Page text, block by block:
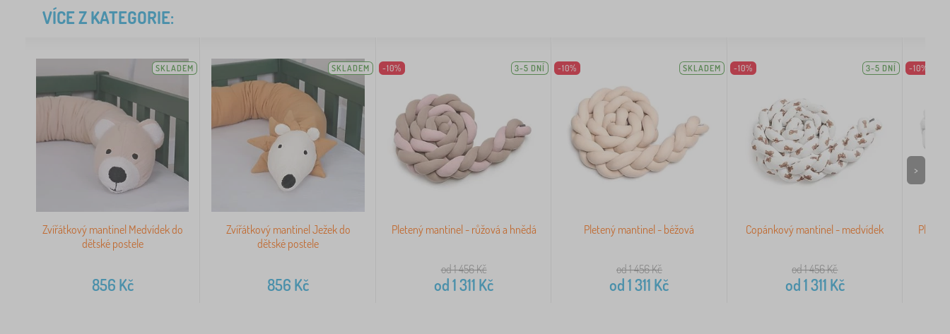
VÍCE Z KATEGORIE:
SKLADEM
Zvířátkový mantinel Medvídek do
dětské postele
856 Kč
SKLADEM
Zvířátkový mantinel Ježek do
dětské postele
856 Kč
-10% 3-5 DNÍ
Pletený mantinel - růžová a hnědá
od 1 456Kč
od1 311 Kč
-10% SKLADEM
Pletený mantinel - béžová
od 1 456Kč
od1 311 Kč
-10% 3-5 DNÍ
Copánkový mantinel - medvídek
od 1 456Kč
od1 311 Kč
-10%
>